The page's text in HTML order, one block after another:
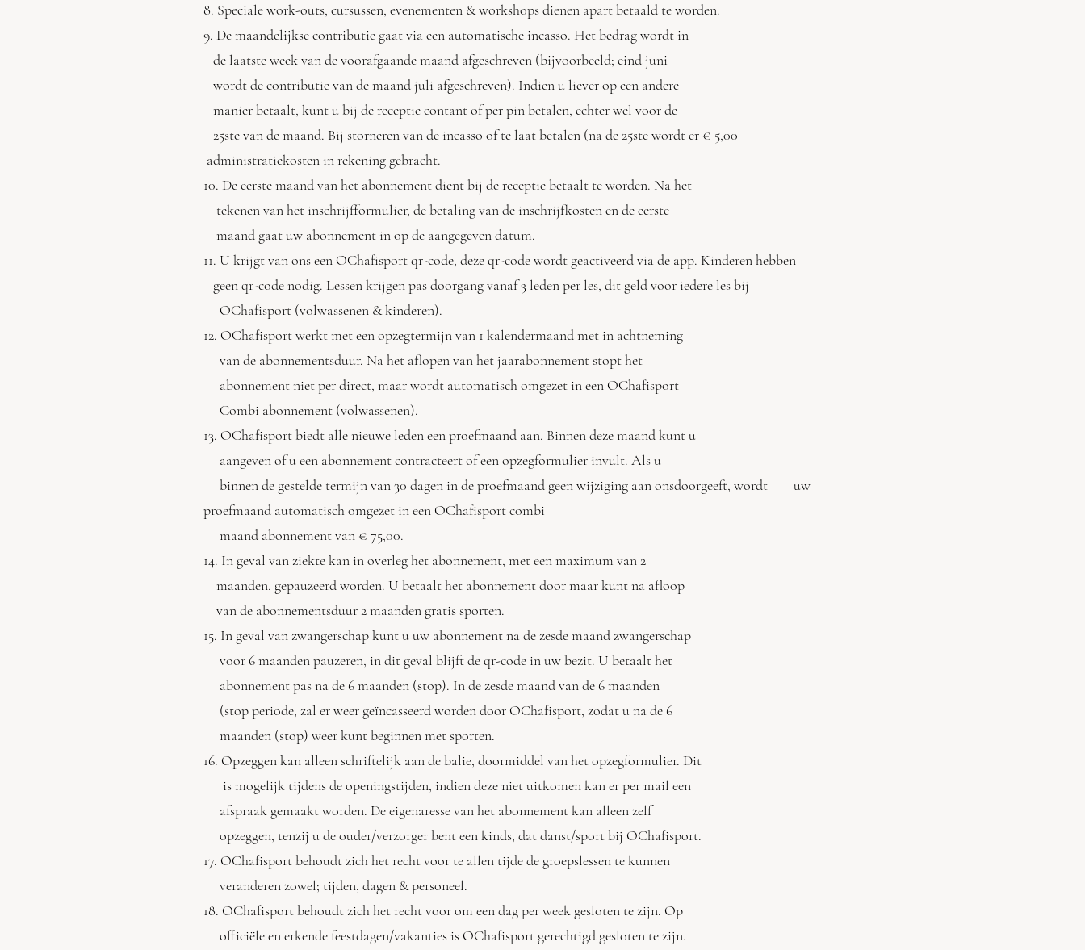
8. Speciale work-outs, cursussen, evenementen & workshops dienen apart betaald te worden.
9. De maandelijkse contributie gaat via een automatische incasso. Het bedrag wordt in
de laatste week van de voorafgaande maand afgeschreven (bijvoorbeeld; eind juni
wordt de contributie van de maand juli afgeschreven). Indien u liever op een andere
manier betaalt, kunt u bij de receptie contant of per pin betalen, echter wel voor de
25ste van de maand. Bij storneren van de incasso of te laat betalen (na de 25ste wordt er € 5,00
administratiekosten in rekening gebracht.
10. De eerste maand van het abonnement dient bij de receptie betaalt te worden. Na het
tekenen van het inschrijfformulier, de betaling van de inschrijfkosten en de eerste
maand gaat uw abonnement in op de aangegeven datum.
11. U krijgt van ons een OChafisport qr-code, deze qr-code wordt geactiveerd via de app. Kinderen hebben
geen qr-code nodig. Lessen krijgen pas doorgang vanaf 3 leden per les, dit geld voor iedere les bij
OChafisport (volwassenen & kinderen).
12. OChafisport werkt met een opzegtermijn van 1 kalendermaand met in achtneming
van de abonnementsduur. Na het aflopen van het jaarabonnement stopt het
abonnement niet per direct, maar wordt automatisch omgezet in een OChafisport
Combi abonnement (volwassenen).
13. OChafisport biedt alle nieuwe leden een proefmaand aan. Binnen deze maand kunt u
aangeven of u een abonnement contracteert of een opzegformulier invult. Als u
binnen de gestelde termijn van 30 dagen in de proefmaand geen wijziging aan onsdoorgeeft, wordt uw
proefmaand automatisch omgezet in een OChafisport combi
maand abonnement van € 75,00.
14. In geval van ziekte kan in overleg het abonnement, met een maximum van 2
maanden, gepauzeerd worden. U betaalt het abonnement door maar kunt na afloop
van de abonnementsduur 2 maanden gratis sporten.
15. In geval van zwangerschap kunt u uw abonnement na de zesde maand zwangerschap
voor 6 maanden pauzeren, in dit geval blijft de qr-code in uw bezit. U betaalt het
abonnement pas na de 6 maanden (stop). In de zesde maand van de 6 maanden
(stop periode, zal er weer geïncasseerd worden door OChafisport, zodat u na de 6
maanden (stop) weer kunt beginnen met sporten.
16. Opzeggen kan alleen schriftelijk aan de balie, doormiddel van het opzegformulier. Dit
is mogelijk tijdens de openingstijden, indien deze niet uitkomen kan er per mail een
afspraak gemaakt worden. De eigenaresse van het abonnement kan alleen zelf
opzeggen, tenzij u de ouder/verzorger bent een kinds, dat danst/sport bij OChafisport.
17. OChafisport behoudt zich het recht voor te allen tijde de groepslessen te kunnen
veranderen zowel; tijden, dagen & personeel.
18. OChafisport behoudt zich het recht voor om een dag per week gesloten te zijn. Op
officiële en erkende feestdagen/vakanties is OChafisport gerechtigd gesloten te zijn.